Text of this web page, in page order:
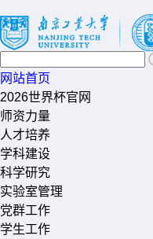
网站首页
2026世界杯官网
师资力量
人才培养
学科建设
科学研究
实验室管理
党群工作
学生工作